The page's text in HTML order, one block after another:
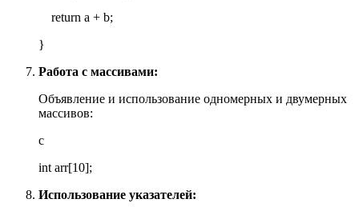
return a + b;
}
Работа с массивами:
Объявление и использование одномерных и двумерных
массивов:
c
int arr[10];
Использование указателей: